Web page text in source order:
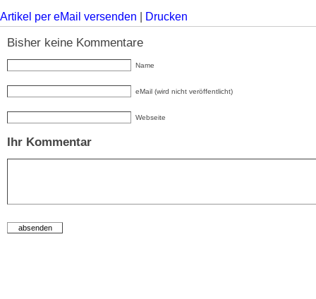
Artikel per eMail versenden Drucken
Bisher keine Kommentare
Name
eMail (wird nicht veröffentlicht)
Webseite
Ihr Kommentar